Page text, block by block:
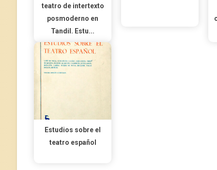
teatro de intertexto
posmoderno en
Tandil. Estu...
Estudios sobre el
teatro español